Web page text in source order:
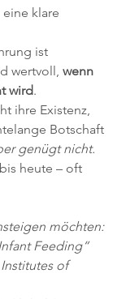
klare
ist
wertvoll, wenn
wird.
ihre Existenz,
Botschaft
genügt nicht.
heute – oft
möchten:
Feeding“
of